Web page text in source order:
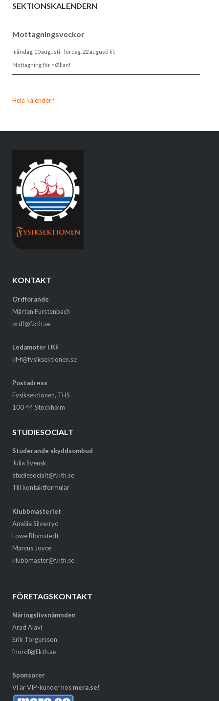
SEKTIONSKALENDERN
Mottagningsveckor
måndag, 10 augusti - lördag, 22 augusti kl.
Mottagning för nØllan!
Hela kalendern
KONTAKT
Ordförande
Mårten Fürstenbach
ordf@f.kth.se
Ledamöter i KF
kf-f@fysiksektionen.se
Postadress
Fysiksektionen, THS
100 44 Stockholm
STUDIESOCIALT
Studerande skyddsombud
Julia Svensk
studiesocialt@f.kth.se
Till kontaktformulär
Klubbmästeriet
Amélie Silverryd
Lowe Blomstedt
Marcus Joyce
klubbmaster@f.kth.se
FÖRETAGSKONTAKT
Näringslivsnämnden
Arad Alavi
Erik Torgersson
fnordf@f.kth.se
Sponsorer
Vi är VIP-kunder hos mera.se!